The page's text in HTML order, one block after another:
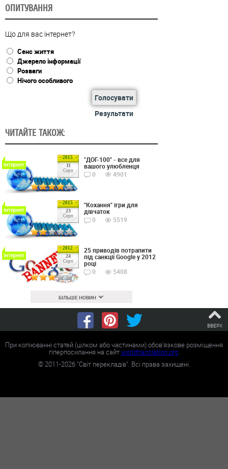
ОПИТУВАННЯ
Що для вас інтернет?
Сенс життя
Джерело інформації
Розваги
Нічого особливого
Голосувати
Результати
ЧИТАЙТЕ ТАКОЖ:
2015
11
Серп
Інтернет
"ДОГ-100" - все для
вашого улюбленця
0
4901
2015
23
Серп
Інтернет
"Кохання" ігри для
дівчаток
0
5519
2012
24
Серп
Інтернет
25 приводів потрапити
під санкції Google у 2012
році
0
5408
БІЛЬШЕ НОВИН
ВВЕРХ
При копіюванні статей (цілком або частинами) обов'язкове розміщення
гіперпосилання на сайтworldtranslation.org.
©2011-2026"Світ перекладів". Всі права захищені.